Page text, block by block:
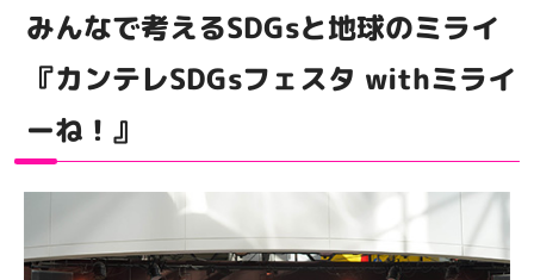
みんなで考えるSDGsと地球のミライ
『カンテレSDGsフェスタ withミライ
ーね！』